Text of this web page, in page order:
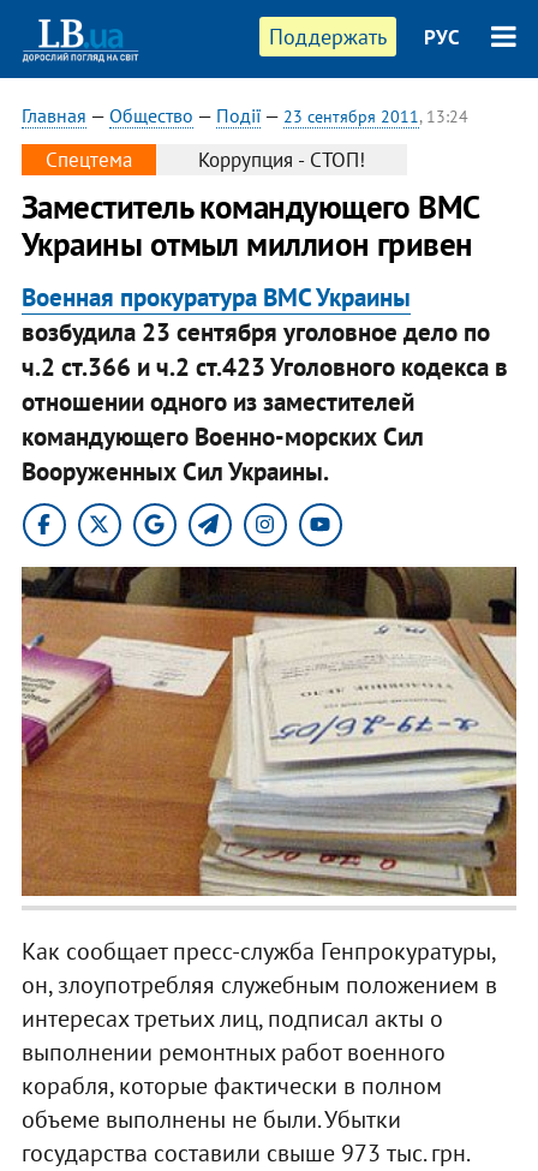
Поддержать РУС
Главная — Общество — Події— 23 сентября 2011, 13:24
Спецтема Коррупция - СТОП!
Заместитель командующего ВМС
Украины отмыл миллион гривен
Военная прокуратура ВМС Украины
возбудила 23 сентября уголовное дело по
ч.2 ст.366 и ч.2 ст.423 Уголовного кодекса в
отношении одного из заместителей
командующего Военно-морских Сил
Вооруженных Сил Украины.
Как сообщает пресс-служба Генпрокуратуры,
он, злоупотребляя служебным положением в
интересах третьих лиц, подписал акты о
выполнении ремонтных работ военного
корабля, которые фактически в полном
объеме выполнены не были. Убытки
государства составили свыше 973 тыс. грн.